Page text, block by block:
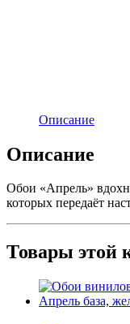
Описание
Описание
Обои «Апрель»
которых передаёт
Товары этой